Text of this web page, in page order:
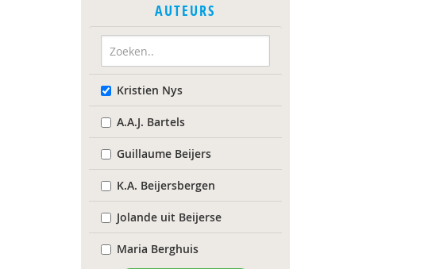
AUTEURS
Kristien Nys
A.A.J. Bartels
Guillaume Beijers
K.A. Beijersbergen
Jolande uit Beijerse
Maria Berghuis